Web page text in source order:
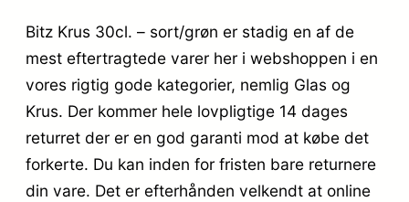
Bitz Krus 30cl. – sort/grøn er stadig en af de
mest eftertragtede varer her i webshoppen i en
vores rigtig gode kategorier, nemlig Glas og
Krus. Der kommer hele lovpligtige 14 dages
returret der er en god garanti mod at købe det
forkerte. Du kan inden for fristen bare returnere
din vare. Det er efterhånden velkendt at online